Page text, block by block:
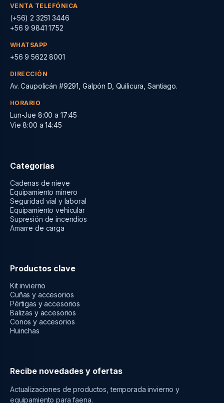
VENTA TELEFÓNICA
(+56) 2 3251 3446
+56 9 9841 1752
WHATSAPP
+56 9 5622 8001
DIRECCIÓN
Av. Caupolicán #9291, Galpón D, Quilicura, Santiago.
HORARIO
Lun-Jue 8:00 a 17:45
Vie 8:00 a 14:45
Categorías
Cadenas de nieve
Equipamiento minero
Seguridad vial y laboral
Equipamiento vehicular
Supresión de incendios
Amarre de carga
Productos clave
Kit invierno
Cuñas y accesorios
Pértigas y accesorios
Balizas y accesorios
Conos y accesorios
Huinchas
Recibe novedades y ofertas
Actualizaciones de productos, temporada invierno y
equipamiento para faena.